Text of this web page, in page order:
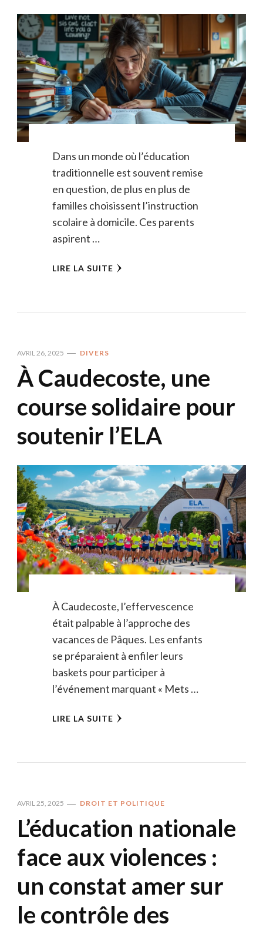
Dans un monde où l’éducation
traditionnelle est souvent remise
en question, de plus en plus de
familles choisissent l’instruction
scolaire à domicile. Ces parents
aspirent …
LIRE LA SUITE
AVRIL 26, 2025 DIVERS
À Caudecoste, une
course solidaire pour
soutenir l’ELA
À Caudecoste, l’effervescence
était palpable à l’approche des
vacances de Pâques. Les enfants
se préparaient à enfiler leurs
baskets pour participer à
l’événement marquant « Mets …
LIRE LA SUITE
AVRIL 25, 2025 DROIT ET POLITIQUE
L’éducation nationale
face aux violences :
un constat amer sur
le contrôle des